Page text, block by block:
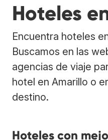
Hoteles
Encuentra hoteles
Buscamos en las
agencias de viaje
hotel en Amarillo o
destino.
Hoteles con